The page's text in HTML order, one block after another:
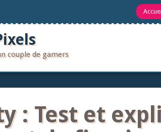
Accueil
couple de gamers
: Test et